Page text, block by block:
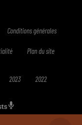
Conditions générales
Plan du site
2023 2022